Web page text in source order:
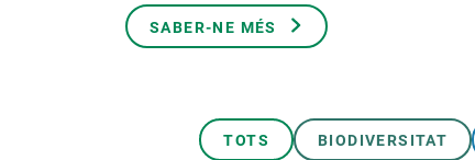
SABER-NE MÉS
TOTS BIODIVERSITAT
Documentació